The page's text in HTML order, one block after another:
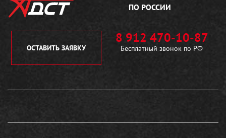
ПО РОССИИ
ОСТАВИТЬ ЗАЯВКУ
8 912 470-10-87
Бесплатный звонок по РФ